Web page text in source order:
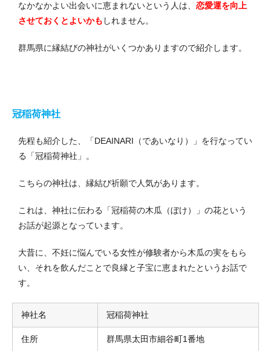
なかなかよい出会いに恵まれないという人は、 恋愛運を向上
させておくとよいかも しれません。
群馬県に縁結びの神社がいくつかありますので紹介します。
冠稲荷神社
先程も紹介した、「DEAINARI（であいなり）」を行なってい
る「冠稲荷神社」。
こちらの神社は、縁結び祈願で人気があります。
これは、神社に伝わる「冠稲荷の木瓜（ぼけ）」の花という
お話が起源となっています。
大昔に、不妊に悩んでいる女性が修験者から木瓜の実をもら
い、それを飲んだことで良縁と子宝に恵まれたというお話で
す。
神社名 冠稲荷神社
住所 群馬県太田市細谷町1番地